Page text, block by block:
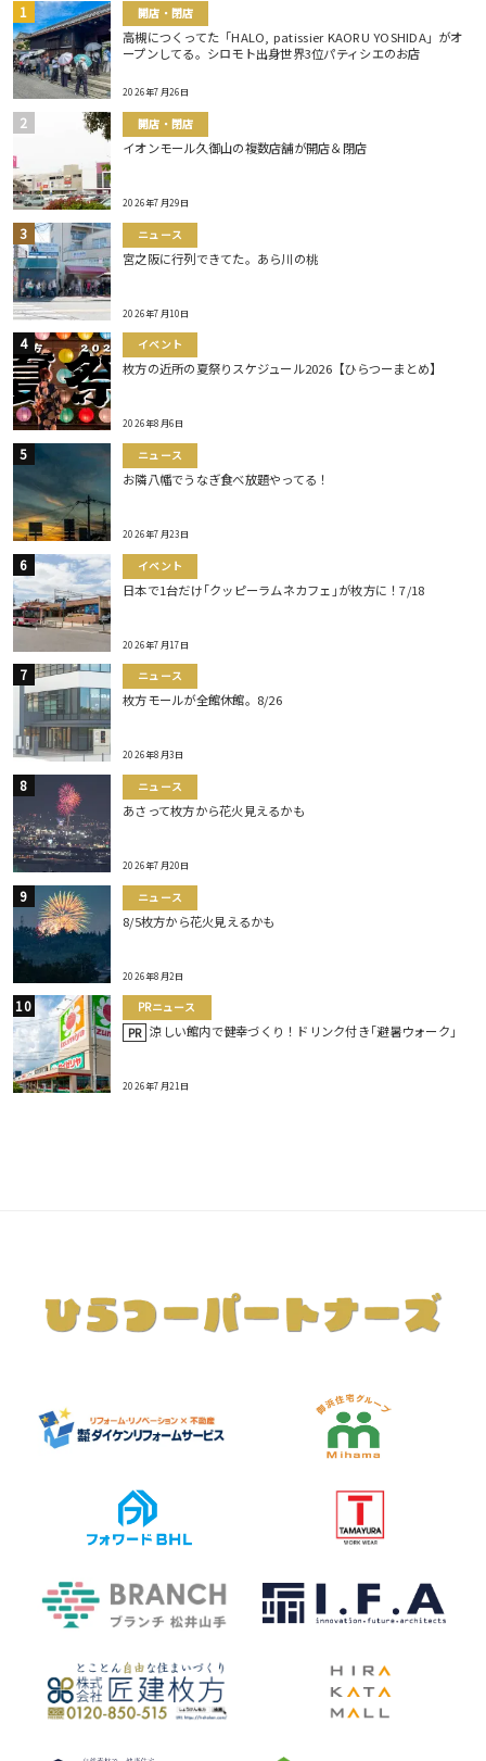
開店・閉店
高槻につくってた「HALO, patissier KAORU YOSHIDA」がオ
ープンしてる。シロモト出身世界3位パティシエのお店
2026年7月26日
開店・閉店
イオンモール久御山の複数店舗が開店＆閉店
2026年7月29日
ニュース
宮之阪に行列できてた。あら川の桃
2026年7月10日
イベント
枚方の近所の夏祭りスケジュール2026【ひらつーまとめ】
2026年8月6日
ニュース
お隣八幡でうなぎ食べ放題やってる！
2026年7月23日
イベント
日本で1台だけ｢クッピーラムネカフェ｣が枚方に！7/18
2026年7月17日
ニュース
枚方モールが全館休館。8/26
2026年8月3日
ニュース
あさって枚方から花火見えるかも
2026年7月20日
ニュース
8/5枚方から花火見えるかも
2026年8月2日
PRニュース
PR 涼しい館内で健幸づくり！ドリンク付き｢避暑ウォーク｣
2026年7月21日